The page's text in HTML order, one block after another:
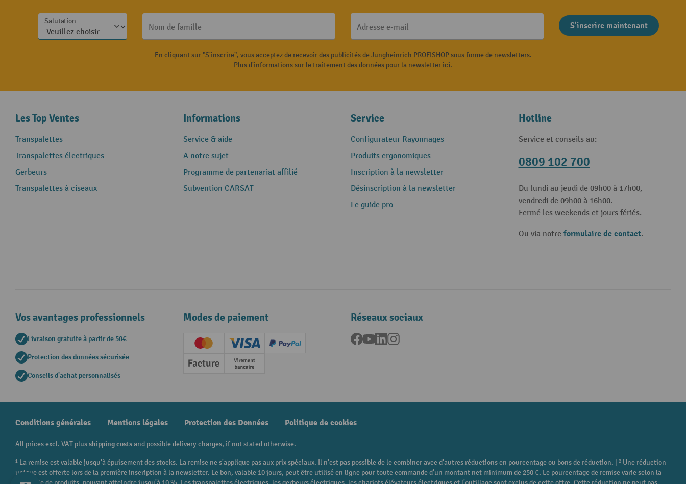
Salutation
Nom de famille Adresse e-mail S'inscrire maintenant
En cliquant sur "S'inscrire", vous acceptez de recevoir des publicités de Jungheinrich PROFISHOP sous forme de newsletters.
Plus d'informations sur le traitement des données pour la newsletterici.
Les Top Ventes
Transpalettes
Transpalettes électriques
Gerbeurs
Transpalettes à ciseaux
Informations
Service & aide
A notre sujet
Programme de partenariat affilié
Subvention CARSAT
Service
Configurateur Rayonnages
Produits ergonomiques
Inscription à la newsletter
Désinscription à la newsletter
Le guide pro
Hotline
Service et conseils au:
0809 102 700
Du lundi au jeudi de 09h00 à 17h00,
vendredi de 09h00 à 16h00.
Fermé les weekends et jours fériés.
Ou via notre formulaire de contact.
Vos avantages professionnels
Livraison gratuite à partir de 50€
Protection des données sécurisée
Conseils d'achat personnalisés
Modes de paiement
Creditcard (Master)Creditcard (Visa)
PayPal
Facture Paiement anticipé
Réseaux sociaux
Facebook
YouTubeLinkedInInstagram
Conditions générales Mentions légales Protection des Données Politique de cookies
All prices excl. VAT plusshipping costsand possible delivery charges, if not stated otherwise.
¹ La remise est valable jusqu'à épuisement des stocks. La remise ne s'applique pas aux prix spéciaux. Il n'est pas possible de le combiner avec d'autres réductions en pourcentage ou bons de réduction. | ² Une réduction
unique est offerte lors de la première inscription à la newsletter. Le bon, valable 10 jours, peut être utilisé en ligne pour toute commande d'un montant net minimum de 250 €. Le pourcentage de remise varie selon la